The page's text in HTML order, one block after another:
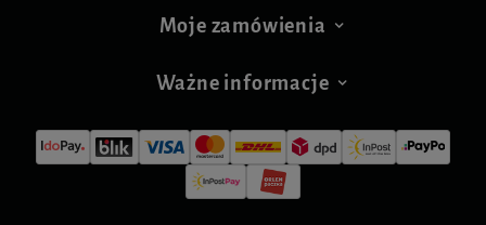
Moje zamówienia
Ważne informacje